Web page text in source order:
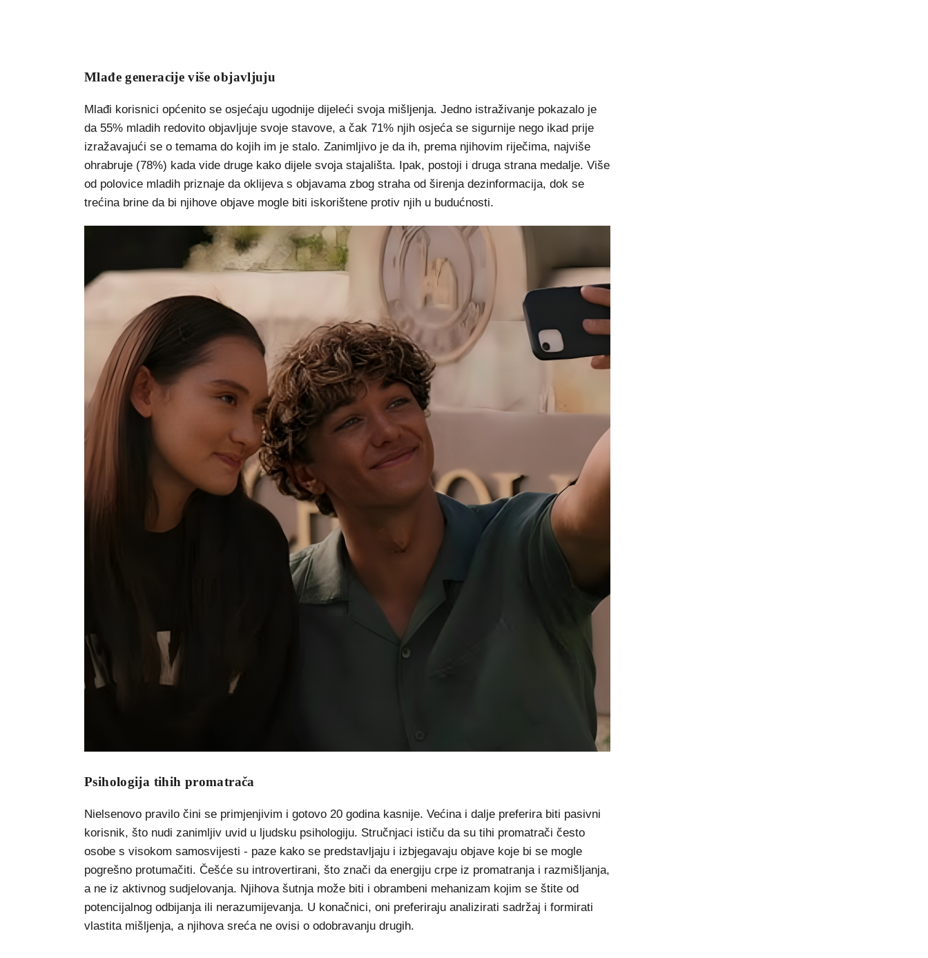
Mlađe generacije više objavljuju
Mlađi korisnici općenito se osjećaju ugodnije dijeleći svoja mišljenja. Jedno istraživanje pokazalo je
da 55% mladih redovito objavljuje svoje stavove, a čak 71% njih osjeća se sigurnije nego ikad prije
izražavajući se o temama do kojih im je stalo. Zanimljivo je da ih, prema njihovim riječima, najviše
ohrabruje (78%) kada vide druge kako dijele svoja stajališta. Ipak, postoji i druga strana medalje. Više
od polovice mladih priznaje da oklijeva s objavama zbog straha od širenja dezinformacija, dok se
trećina brine da bi njihove objave mogle biti iskorištene protiv njih u budućnosti.
Psihologija tihih promatrača
Nielsenovo pravilo čini se primjenjivim i gotovo 20 godina kasnije. Većina i dalje preferira biti pasivni
korisnik, što nudi zanimljiv uvid u ljudsku psihologiju. Stručnjaci ističu da su tihi promatrači često
osobe s visokom samosvijesti - paze kako se predstavljaju i izbjegavaju objave koje bi se mogle
pogrešno protumačiti. Češće su introvertirani, što znači da energiju crpe iz promatranja i razmišljanja,
a ne iz aktivnog sudjelovanja. Njihova šutnja može biti i obrambeni mehanizam kojim se štite od
potencijalnog odbijanja ili nerazumijevanja. U konačnici, oni preferiraju analizirati sadržaj i formirati
vlastita mišljenja, a njihova sreća ne ovisi o odobravanju drugih.